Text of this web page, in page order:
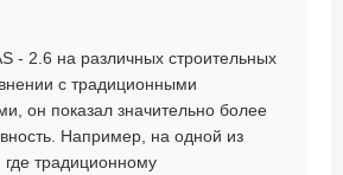
- 2.6 на различных строительных
с традиционными
он показал значительно более
Например, на одной из
традиционному